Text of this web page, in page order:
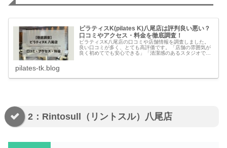
ピラティスK(pilates K)八尾店は評判良い悪い？
口コミやアクセス・料金を徹底調査！
ピラティスK八尾店の口コミや店舗情報を調査しました。
良い口コミが多く、とても高評価です。「店舗の雰囲気が
良く初めてでも安心できる」「清潔感のあるスタジオで行
pilates-tk.blog
2：Rintosull（リントスル）八尾店